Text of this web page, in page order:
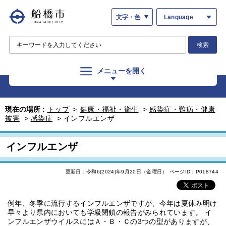
文字・色 Language
検索
メニューを開く
現在の場所 : トップ > 健康・福祉・衛生 > 感染症・難病・健康
被害 > 感染症 > インフルエンザ
インフルエンザ
更新日：令和6(2024)年9月20日（金曜日） ページID：P018744
例年、冬季に流行するインフルエンザですが、今年は夏休み明け
早々より県内においても学級閉鎖の報告がみられています。 イ
ンフルエンザウイルスにはＡ・Ｂ・Ｃの3つの型がありますが、